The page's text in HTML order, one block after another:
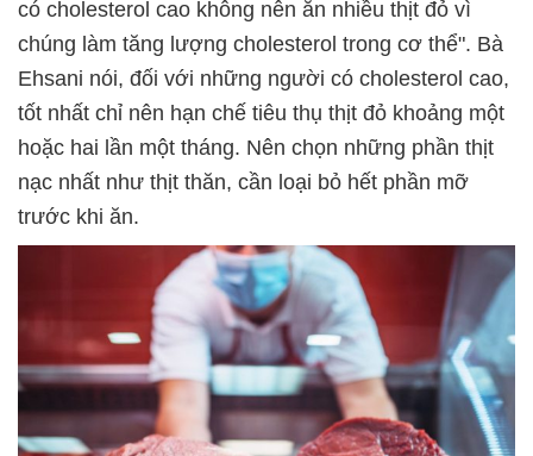
có cholesterol cao không nên ăn nhiều thịt đỏ vì
chúng làm tăng lượng cholesterol trong cơ thể". Bà
Ehsani nói, đối với những người có cholesterol cao,
tốt nhất chỉ nên hạn chế tiêu thụ thịt đỏ khoảng một
hoặc hai lần một tháng. Nên chọn những phần thịt
nạc nhất như thịt thăn, cần loại bỏ hết phần mỡ
trước khi ăn.